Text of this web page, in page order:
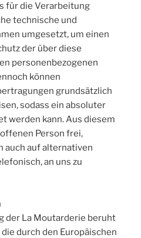
für die Verarbeitung
technische und
umgesetzt, um einen
der über diese
personenbezogenen
können
grundsätzlich
sodass ein absoluter
werden kann. Aus diesem
Person frei,
auch auf alternativen
an uns zu
der La Moutarderie beruht
durch den Europäischen